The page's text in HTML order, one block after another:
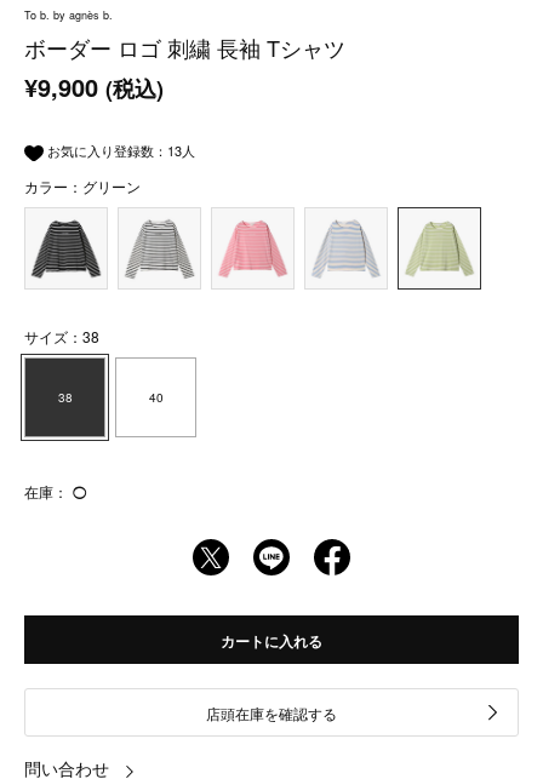
To b. by agnès b.
ボーダー ロゴ 刺繍 長袖 Tシャツ
¥9,900 (税込)
お気に入り登録数： 13人
カラー：グリーン
サイズ：38
38 40
在庫： ◯
カートに入れる
店頭在庫を確認する
問い合わせ